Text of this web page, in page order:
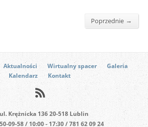
Poprzednie →
Aktualności Wirtualny spacer
Galeria
Kalendarz
Kontakt
ul. Krężnicka 136 20-518 Lublin
09-58 / 10:00 - 17:30 / 781 62 09 24